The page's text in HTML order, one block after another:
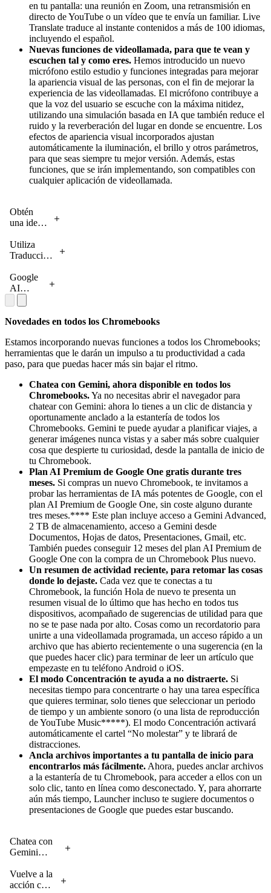
en tu pantalla: una reunión en Zoom, una retransmisión en
directo de YouTube o un vídeo que te envía un familiar. Live
Translate traduce al instante contenidos a más de 100 idiomas,
incluyendo el español.
Nuevas funciones de videollamada, para que te vean y
escuchen tal y como eres. Hemos introducido un nuevo
micrófono estilo estudio y funciones integradas para mejorar
la apariencia visual de las personas, con el fin de mejorar la
experiencia de las videollamadas. El micrófono contribuye a
que la voz del usuario se escuche con la máxima nitidez,
utilizando una simulación basada en IA que también reduce el
ruido y la reverberación del lugar en donde se encuentre. Los
efectos de apariencia visual incorporados ajustan
automáticamente la iluminación, el brillo y otros parámetros,
para que seas siempre tu mejor versión. Además, estas
funciones, que se irán implementando, son compatibles con
cualquier aplicación de videollamada.
Obtén
una idea
del
contenido
con
Ayúdame
a leer.
Utiliza
Traducción
para
romper las
barreras
del idioma
en Google
YouTube y
más.
Google
AI
mejora
cada
llamada
ayudarte
a lucir y
sonar lo
posible.
Novedades en todos los Chromebooks
Estamos incorporando nuevas funciones a todos los Chromebooks;
herramientas que le darán un impulso a tu productividad a cada
paso, para que puedas hacer más sin bajar el ritmo.
Chatea con Gemini, ahora disponible en todos los
Chromebooks.Ya no necesitas abrir el navegador para
chatear con Gemini: ahora lo tienes a un clic de distancia y
oportunamente anclado a la estantería de todos los
Chromebooks. Gemini te puede ayudar a planificar viajes, a
generar imágenes nunca vistas y a saber más sobre cualquier
cosa que despierte tu curiosidad, desde la pantalla de inicio de
tu Chromebook.
Plan AI Premium de Google One gratis durante tres
meses. Si compras un nuevo Chromebook, te invitamos a
probar las herramientas de IA más potentes de Google, con el
plan AI Premium de Google One, sin coste alguno durante
tres meses.**** Este plan incluye acceso a Gemini Advanced,
2 TB de almacenamiento, acceso a Gemini desde
Documentos, Hojas de datos, Presentaciones, Gmail, etc.
También puedes conseguir 12 meses del plan AI Premium de
Google One con la compra de un Chromebook Plus nuevo.
Un resumen de actividad reciente, para retomar las cosas
donde lo dejaste. Cada vez que te conectas a tu
Chromebook, la función Hola de nuevo te presenta un
resumen visual de lo último que has hecho en todos tus
dispositivos, acompañado de sugerencias de utilidad para que
no se te pase nada por alto. Cosas como un recordatorio para
unirte a una videollamada programada, un acceso rápido a un
archivo que has abierto recientemente o una sugerencia (en la
que puedes hacer clic) para terminar de leer un artículo que
empezaste en tu teléfono Android o iOS.
El modo Concentración te ayuda a no distraerte. Si
necesitas tiempo para concentrarte o hay una tarea específica
que quieres terminar, solo tienes que seleccionar un periodo
de tiempo y un ambiente sonoro (o una lista de reproducción
de YouTube Music*****). El modo Concentración activará
automáticamente el cartel “No molestar” y te librará de
distracciones.
Ancla archivos importantes a tu pantalla de inicio para
encontrarlos más fácilmente. Ahora, puedes anclar archivos
a la estantería de tu Chromebook, para acceder a ellos con un
solo clic, tanto en línea como desconectado. Y, para ahorrarte
aún más tiempo, Launcher incluso te sugiere documentos o
presentaciones de Google que puedes estar buscando.
Chatea con
Gemini
desde tu
pantalla de
Vuelve a la
acción con